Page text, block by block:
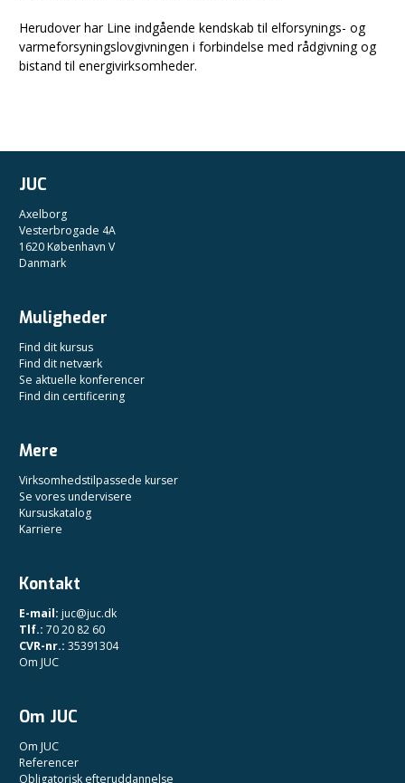
Herudover har Line indgående kendskab til elforsynings- og
varmeforsyningslovgivningen i forbindelse med rådgivning og
bistand til energivirksomheder.
JUC
Axelborg
Vesterbrogade 4A
1620 København V
Danmark
Muligheder
Find dit kursus
Find dit netværk
Se aktuelle konferencer
Find din certificering
Mere
Virksomhedstilpassede kurser
Se vores undervisere
Kursuskatalog
Karriere
Kontakt
E-mail: juc@juc.dk
Tlf.: 70 20 82 60
CVR-nr.: 35391304
Om JUC
Om JUC
Om JUC
Referencer
Obligatorisk efteruddannelse